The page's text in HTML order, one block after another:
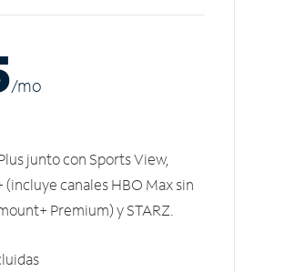
/mo
junto con Sports View,
canales HBO Max sin
Premium) y STARZ.